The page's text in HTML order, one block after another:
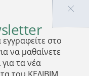
προγράμματος.
Η
επιτυχής
παρακολούθηση
του
στο
να μαθαίνετε
τα νέα